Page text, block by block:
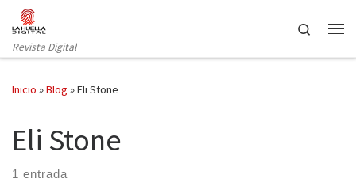
Saltar al contenido
Revista Digital
Search
Inicio »Blog »Eli Stone
Eli Stone
1 entrada